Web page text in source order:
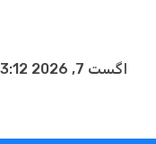
اگست 7, 2026 3:12 صبح